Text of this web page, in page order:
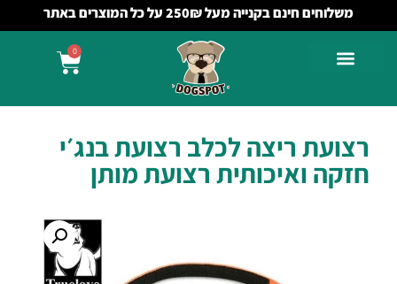
משלוחים חינם בקנייה מעל 250₪ על כל המוצרים באתר
0
רצועת ריצה לכלב רצועת בנג׳י
חזקה ואיכותית רצועת מותן